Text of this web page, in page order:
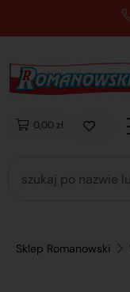
89 762
0,00 zł
Sklep Romanowski